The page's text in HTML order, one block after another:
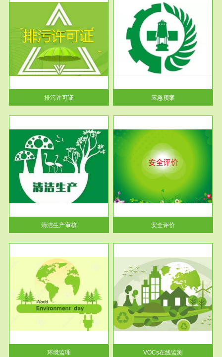
排污许可证
服务范围
应急预案
根据《中华人民共和国环境保护
法》第十九条 企业事业单位应
当按照...
应急预案
清洁生产审核
服务范围
安全评价
安全评价安全评价目的是查找、
分析和预测工程、系统、生产经
营活...
安全评价
环境监理
服务范围
VOCs在线监测
根据《重点区域大气污染防
治“十二五”规划》有机废气净化
率达...
VOCs在线监测